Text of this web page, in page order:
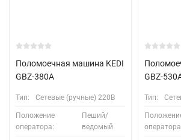
Поломоечная машина KEDI
GBZ-380A
Тип: Сетевые (ручные) 220В
Положение
оператора:
Пеший/
ведомый
GBZ-
Тип: